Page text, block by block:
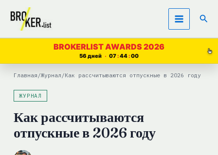
Перейти
содержимому
BROKERLIST AWARDS 2026
56 дней 07 43 59
Главная /Журнал /Как рассчитываются отпускные в 2026 году
ЖУРНАЛ
Как рассчитываются
отпускные в 2026 году